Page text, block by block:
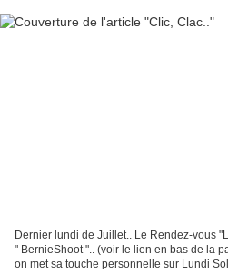
Dernier lundi de Juillet.. Le Rendez-vous
" BernieShoot ".. (voir le lien en bas de la
on met sa touche personnelle sur Lundi